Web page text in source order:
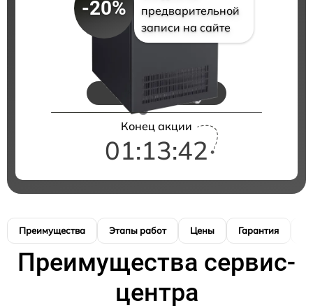
-20%
предварительной
записи на сайте
Цены на ремонт
Конец акции
01:13:41
Преимущества Этапы работ Цены Гарантия
Преимущества сервис-
центра